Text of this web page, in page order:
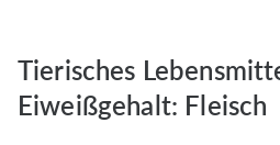
Tierisches
Eiweißgehalt: Fleisch